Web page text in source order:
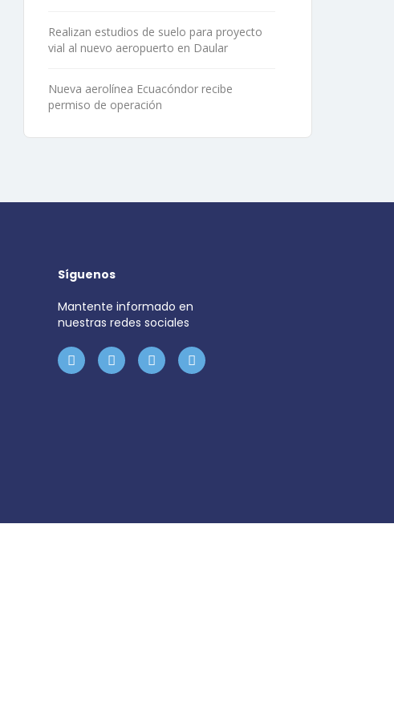
Realizan estudios de suelo para proyecto
vial al nuevo aeropuerto en Daular
Nueva aerolínea Ecuacóndor recibe
permiso de operación
Síguenos
Mantente informado en
nuestras redes sociales